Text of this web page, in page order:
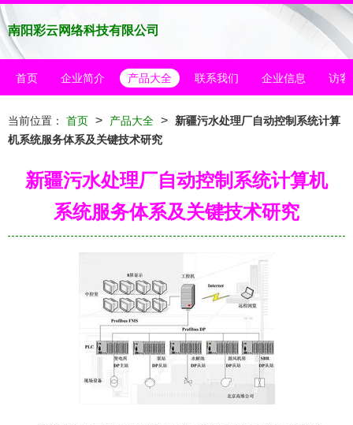
南阳彩云网络科技有限公司
首页 企业简介 产品大全 联系我们 企业信息 访客
当前位置： 首页 > 产品大全 >
新疆污水处理厂自动控制系统计算
机系统服务体系及关键技术研究
新疆污水处理厂自动控制系统计算机
系统服务体系及关键技术研究